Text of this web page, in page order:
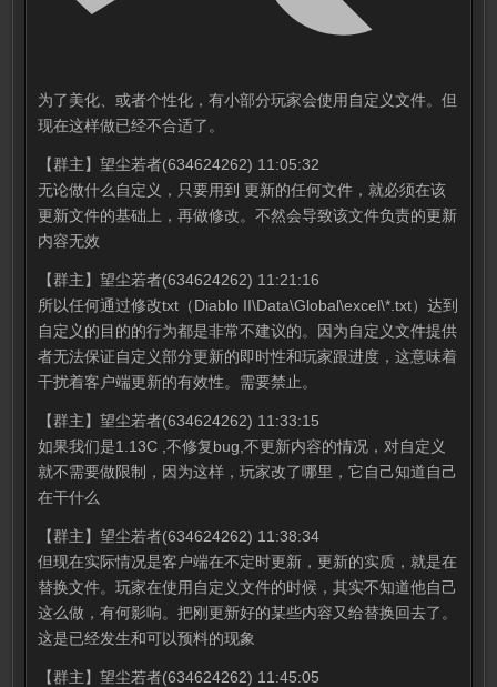
为了美化、或者个性化，有小部分玩家会使用自定义文件。但
现在这样做已经不合适了。
【群主】望尘若者(634624262) 11:05:32
无论做什么自定义，只要用到 更新的任何文件，就必须在该
更新文件的基础上，再做修改。不然会导致该文件负责的更新
内容无效
【群主】望尘若者(634624262) 11:21:16
所以任何通过修改txt（Diablo II\Data\Global\excel\*.txt）达到
自定义的目的的行为都是非常不建议的。因为自定义文件提供
者无法保证自定义部分更新的即时性和玩家跟进度，这意味着
干扰着客户端更新的有效性。需要禁止。
【群主】望尘若者(634624262) 11:33:15
如果我们是1.13C ,不修复bug,不更新内容的情况，对自定义
就不需要做限制，因为这样，玩家改了哪里，它自己知道自己
在干什么
【群主】望尘若者(634624262) 11:38:34
但现在实际情况是客户端在不定时更新，更新的实质，就是在
替换文件。玩家在使用自定义文件的时候，其实不知道他自己
这么做，有何影响。把刚更新好的某些内容又给替换回去了。
这是已经发生和可以预料的现象
【群主】望尘若者(634624262) 11:45:05